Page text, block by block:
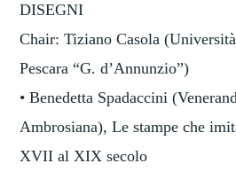
DISEGNI
Chair: Tiziano Casola
Pescara “G. d’Annunzio”)
• Benedetta Spadaccini
Ambrosiana), Le stampe che
XVII al XIX secolo